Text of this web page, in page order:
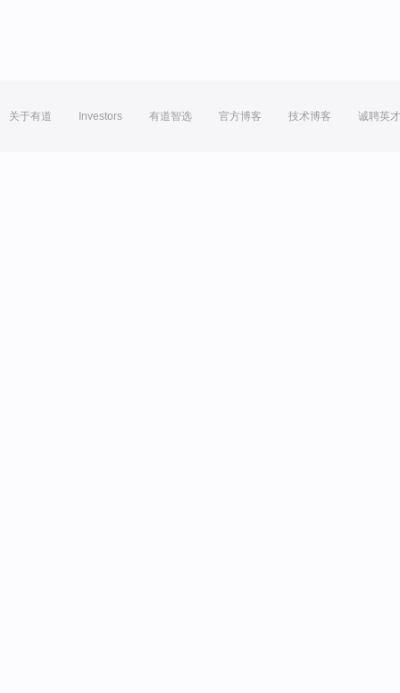
关于有道 Investors 有道智选 官方博客 技术博客 诚聘英才